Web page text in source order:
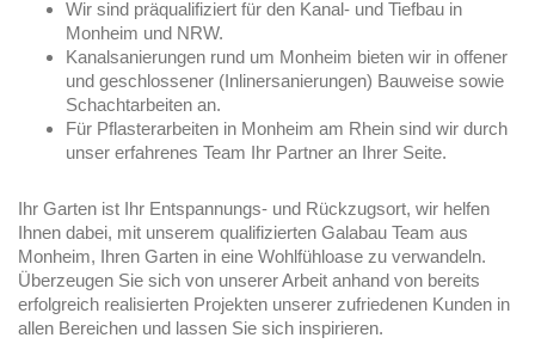
Wir sind präqualifiziert für den Kanal- und Tiefbau in
Monheim und NRW.
Kanalsanierungen rund um Monheim bieten wir in offener
und geschlossener (Inlinersanierungen) Bauweise sowie
Schachtarbeiten an.
Für Pflasterarbeiten in Monheim am Rhein sind wir durch
unser erfahrenes Team Ihr Partner an Ihrer Seite.
Ihr Garten ist Ihr Entspannungs- und Rückzugsort, wir helfen
Ihnen dabei, mit unserem qualifizierten Galabau Team aus
Monheim, Ihren Garten in eine Wohlfühloase zu verwandeln.
Überzeugen Sie sich von unserer Arbeit anhand von bereits
erfolgreich realisierten Projekten unserer zufriedenen Kunden in
allen Bereichen und lassen Sie sich inspirieren.